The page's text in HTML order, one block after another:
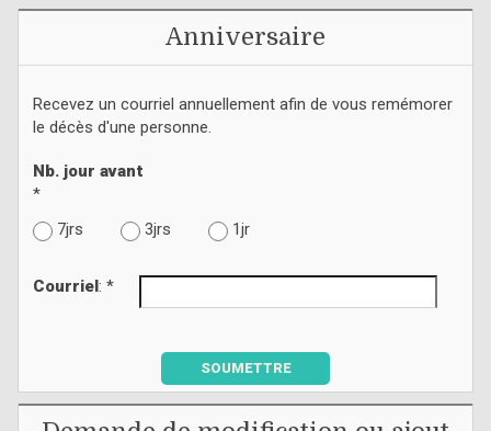
Anniversaire
Recevez un courriel annuellement afin de vous remémorer
le décès d'une personne.
Nb. jour avant
*
7jrs
3jrs 1jr
Courriel: *
SOUMETTRE